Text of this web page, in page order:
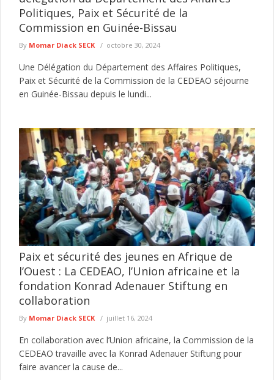
Politiques, Paix et Sécurité de la
Commission en Guinée-Bissau
By Momar Diack SECK octobre 30, 2024
Une Délégation du Département des Affaires Politiques,
Paix et Sécurité de la Commission de la CEDEAO séjourne
en Guinée-Bissau depuis le lundi...
Paix et sécurité des jeunes en Afrique de
l’Ouest : La CEDEAO, l’Union africaine et la
fondation Konrad Adenauer Stiftung en
collaboration
By Momar Diack SECK juillet 16, 2024
En collaboration avec l’Union africaine, la Commission de la
CEDEAO travaille avec la Konrad Adenauer Stiftung pour
faire avancer la cause de...